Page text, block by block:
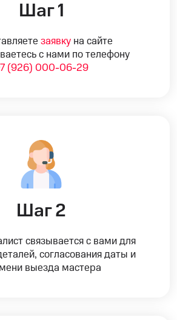
Шаг 1
заявкуна сайте
с нами по телефону
(926) 000-06-29
Шаг 2
связывается с вами для
согласования даты и
выезда мастера